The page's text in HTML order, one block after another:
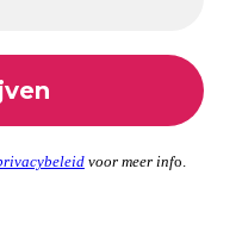
voor meer info.